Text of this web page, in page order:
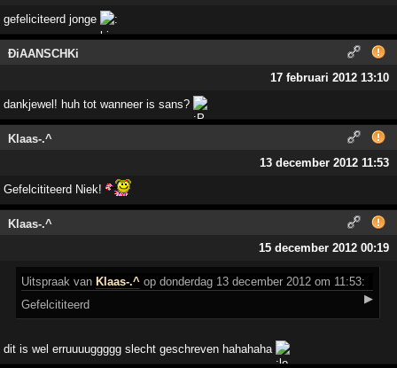
gefeliciteerd jonge
ÐiAANSCHKi
17 februari 2012 13:10
dankjewel! huh tot wanneer is sans?
Klaas-.^
13 december 2012 11:53
Gefelcititeerd Niek!
Klaas-.^
15 december 2012 00:19
Uitspraak vanKlaas-.^ op donderdag 13 december 2012 om 11:53:
▶
Gefelcititeerd
dit is wel erruuuuggggg slecht geschreven hahahaha